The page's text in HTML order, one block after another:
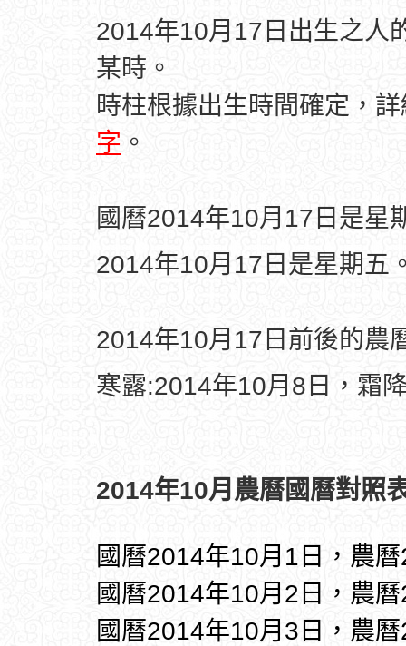
2014年10月17日出生之人
某時。
時柱根據出生時間確定，
字 。
國曆2014年10月17日是星
2014年10月17日是星期五
2014年10月17日前後的農
寒露:2014年10月8日，霜
2014年10月農曆國曆對照
國曆2014年10月1日，農
國曆2014年10月2日，農
國曆2014年10月3日，農